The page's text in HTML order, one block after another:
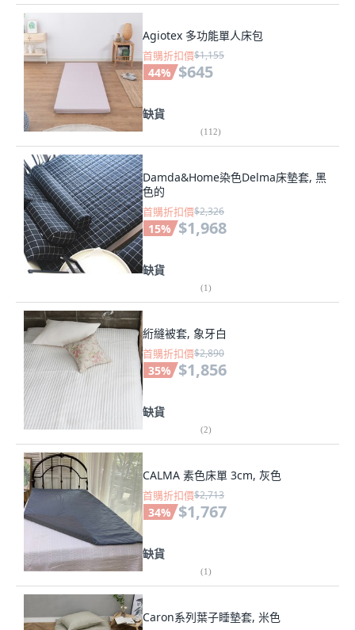
Agiotex 多功能單人床包
首購折扣價$1,155
44% $645
缺貨
(112)
Damda&Home染色Delma床墊套, 黑
色的
首購折扣價$2,326
15% $1,968
缺貨
(1)
絎縫被套, 象牙白
首購折扣價$2,890
35% $1,856
缺貨
(2)
CALMA 素色床單 3cm, 灰色
首購折扣價$2,713
34% $1,767
缺貨
(1)
Caron系列葉子睡墊套, 米色